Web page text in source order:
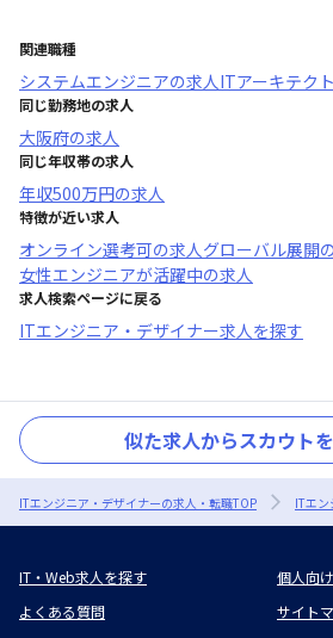
関連職種
システムエンジニアの求人ITアーキテクト
同じ勤務地の求人
大阪府の求人
同じ年収帯の求人
年収500万円の求人
特徴が近い求人
オンライン選考可の求人グローバル展開
女性エンジニアが活躍中の求人
求人検索ページに戻る
ITエンジニア・デザイナー求人を探す
似た求人からスカウト
ITエンジニア・デザイナーの求人・転職TOP ITエ
IT・Web求人を探す
個人向
よくある質問
サイト